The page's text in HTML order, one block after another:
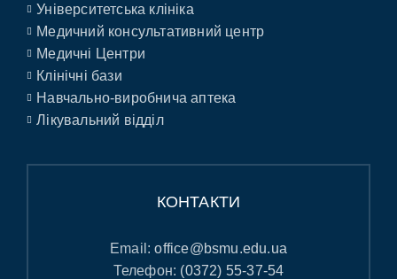
Університетська клініка
Медичний консультативний центр
Медичні Центри
Клінічні бази
Навчально-виробнича аптека
Лікувальний відділ
КОНТАКТИ
Email:office@bsmu.edu.ua
Телефон: (0372) 55-37-54